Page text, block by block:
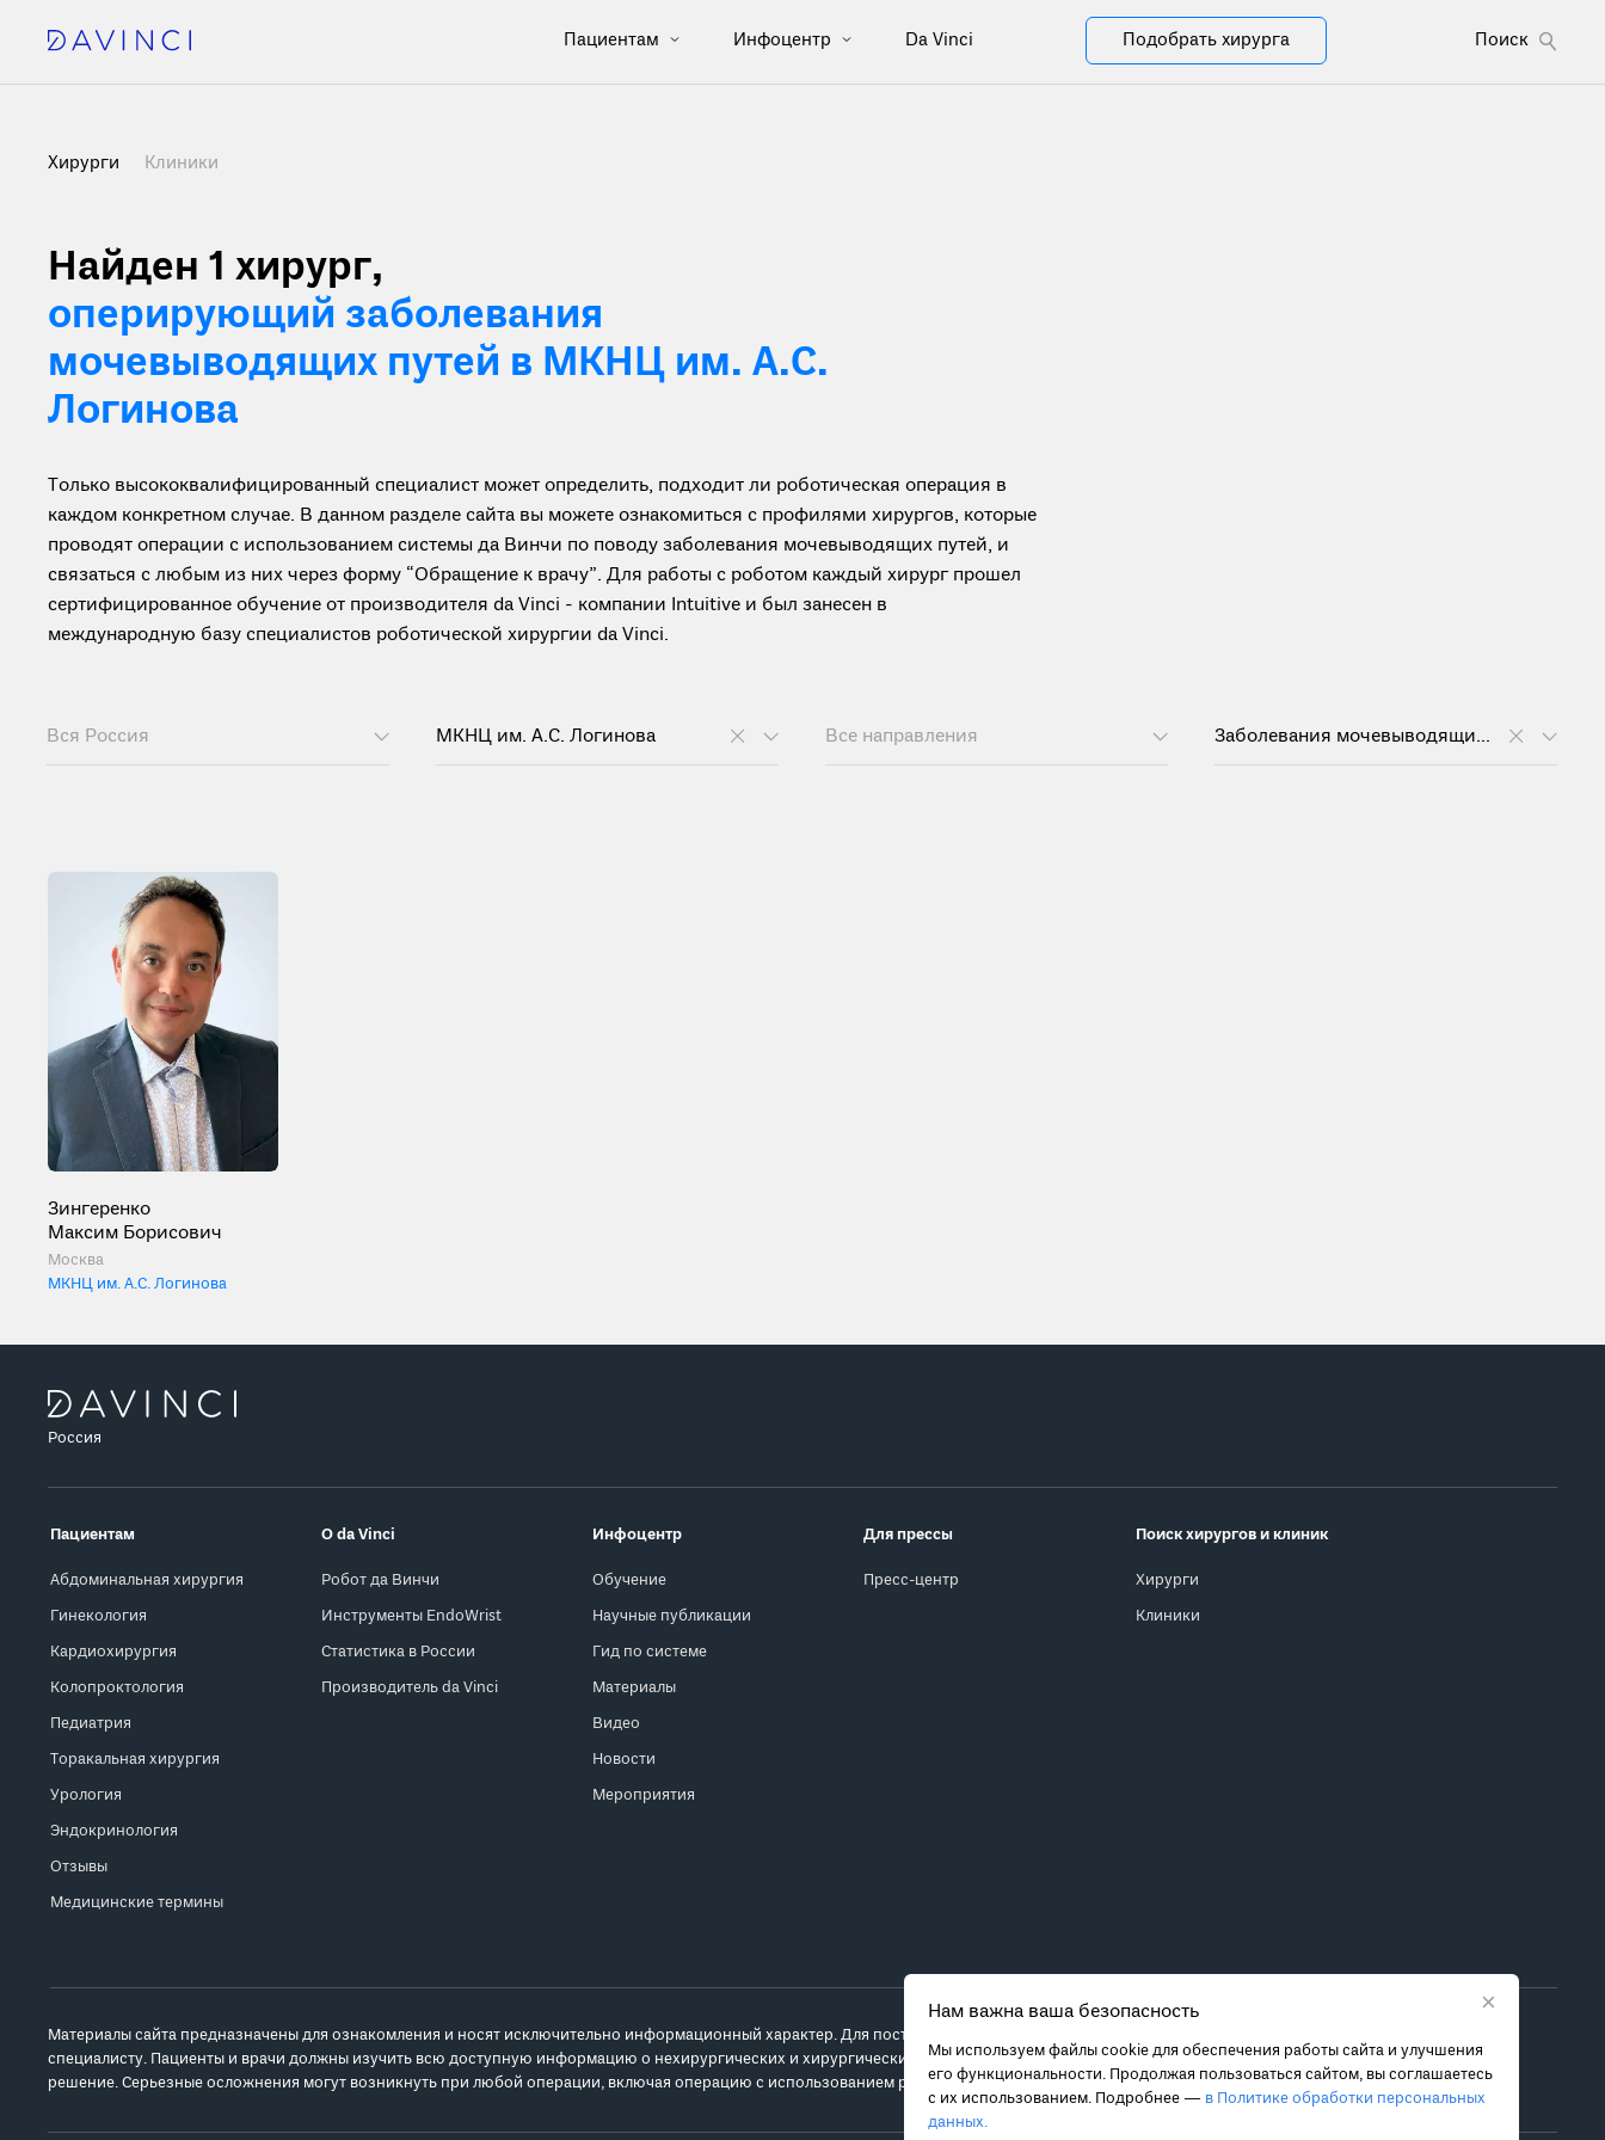
Пациентам Инфоцентр Da Vinci Подобрать хирурга Поиск
Хирурги Клиники
Найден 1 хирург,
оперирующий заболевания
мочевыводящих путей в МКНЦ им. А.С.
Логинова
Только высококвалифицированный специалист может определить, подходит ли роботическая операция в
каждом конкретном случае. В данном разделе сайта вы можете ознакомиться с профилями хирургов, которые
проводят операции с использованием системы да Винчи по поводу заболевания мочевыводящих путей, и
связаться с любым из них через форму “Обращение к врачу”. Для работы с роботом каждый хирург прошел
сертифицированное обучение от производителя da Vinci - компании Intuitive и был занесен в
международную базу специалистов роботической хирургии da Vinci.
Вся Россия МКНЦ им. А.С. Логинова Все направления Заболевания мочевыводящих путей
Зингеренко
Максим Борисович
Москва
МКНЦ им. А.С. Логинова
×
Нам важна ваша безопасность
Мы используем файлы cookie для обеспечения работы сайта и улучшения
его функциональности. Продолжая пользоваться сайтом, вы соглашаетесь
с их использованием. Подробнее — в Политике обработки персональных
данных.
Россия
Пациентам
Абдоминальная хирургия
Гинекология
Кардиохирургия
Колопроктология
Педиатрия
Торакальная хирургия
Урология
Эндокринология
Отзывы
Медицинские термины
О da Vinci
Робот да Винчи
Инструменты EndoWrist
Статистика в России
Производитель da Vinci
Инфоцентр
Обучение
Научные публикации
Гид по системе
Материалы
Видео
Новости
Мероприятия
Для прессы
Пресс-центр
Поиск хирургов и клиник
Хирурги
Клиники
Материалы сайта предназначены для ознакомления и носят исключительно информационный характер. Для постановки диагноза и выбора метода лечения обратитесь за консультацией к
специалисту. Пациенты и врачи должны изучить всю доступную информацию о нехирургических и хирургических вариантах лечения и связанных с ними рисках, чтобы принять обоснованное
решение. Серьезные осложнения могут возникнуть при любой операции, включая операцию с использованием робота da Vinci.